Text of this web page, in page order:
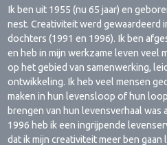
Ik ben uit 1955 (nu 65 jaar) en
nest. Creativiteit werd gewaardeerd
dochters (1991 en 1996). Ik ben
en heb in mijn werkzame leven veel
op het gebied van samenwerking,
ontwikkeling. Ik heb veel mensen
maken in hun levensloop of hun
brengen van hun levensverhaal
1996 heb ik een ingrijpende
dat ik mijn creativiteit meer ben